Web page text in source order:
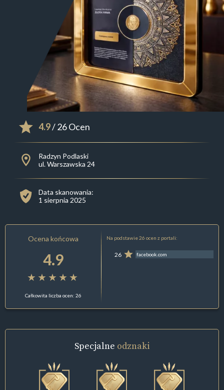
4.9/ 26 Ocen
Radzyn Podlaski
ul. Warszawska 24
Data skanowania:
1 sierpnia 2025
Ocena końcowa
4.9
Całkowita liczba ocen: 26
Na podstawie 26 ocen z portali:
26 facebook.com
Specjalne odznaki